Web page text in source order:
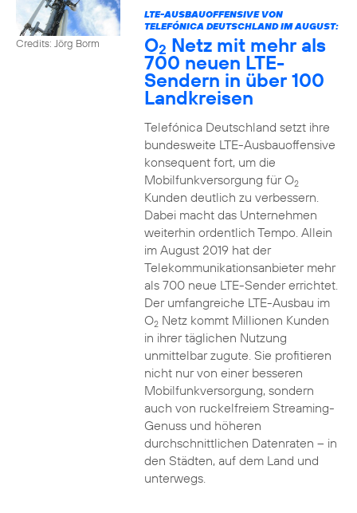
Credits: Jörg Borm
LTE-AUSBAUOFFENSIVE VON
TELEFÓNICA DEUTSCHLAND IM AUGUST:
O2 Netz mit mehr als
700 neuen LTE-
Sendern in über 100
Landkreisen
Telefónica Deutschland setzt ihre
bundesweite LTE-Ausbauoffensive
konsequent fort, um die
Mobilfunkversorgung für O2
Kunden deutlich zu verbessern.
Dabei macht das Unternehmen
weiterhin ordentlich Tempo. Allein
im August 2019 hat der
Telekommunikationsanbieter mehr
als 700 neue LTE-Sender errichtet.
Der umfangreiche LTE-Ausbau im
O2Netz kommt Millionen Kunden
in ihrer täglichen Nutzung
unmittelbar zugute. Sie profitieren
nicht nur von einer besseren
Mobilfunkversorgung, sondern
auch von ruckelfreiem Streaming-
Genuss und höheren
durchschnittlichen Datenraten – in
den Städten, auf dem Land und
unterwegs.